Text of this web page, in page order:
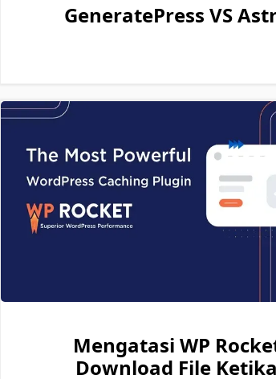
GeneratePress VS
Mengatasi WP
Download File Ketika